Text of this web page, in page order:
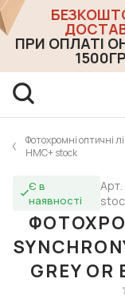
ПРИ ОПЛАТІ
Фотохромні оптичні
HMC+ stock
Є в
наявності
Арт.
GREY OR